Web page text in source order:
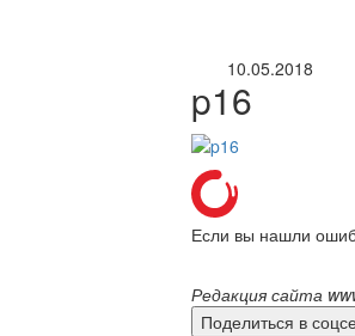
10.05.2018
p16
Если вы нашли
Редакция сайта
Поделиться в